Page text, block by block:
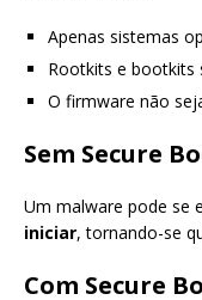
Apenas sistemas
Rootkits e bootkits
O firmware não
Sem Secure
Um malware pode se
iniciar, tornando-se
Com Secure